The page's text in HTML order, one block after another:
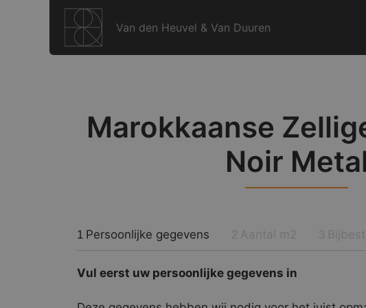
Van den Heuvel & Van Duuren
Marokkaanse
Noir Metal
1 Persoonlijke gegevens
Vul eerst uw persoonlijke gegevens in